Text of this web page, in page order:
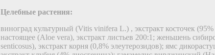
Целебные растения:
виноград культурный (Vitis vinifera L.) , экстракт косточек
настоящее (Aloe vera), экстракт листьев 200:1; женьшень
senticosus), экстракт корня (0,8% элеутерозидов); ямс